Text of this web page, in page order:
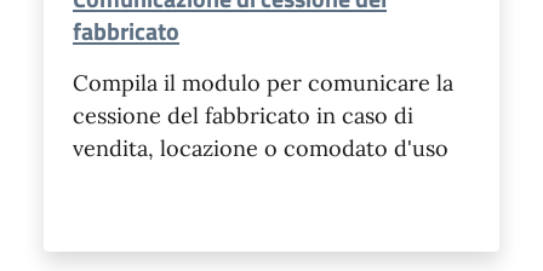
fabbricato
Compila il modulo per comunicare la
cessione del fabbricato in caso di
vendita, locazione o comodato d'uso